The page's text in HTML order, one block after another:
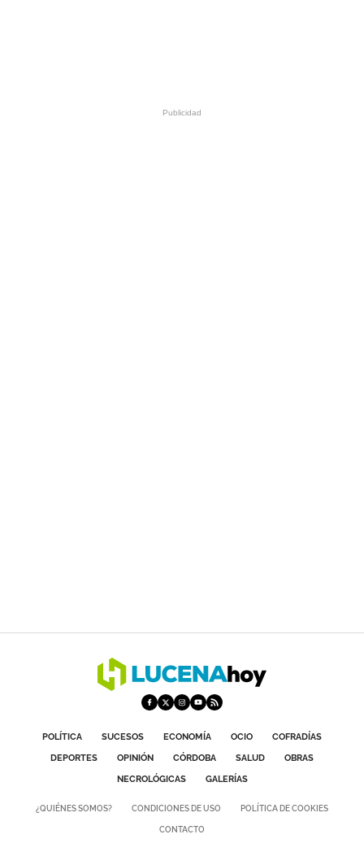
POLÍTICA SUCESOS ECONOMÍA OCIO
COFRADÍAS
DEPORTES
OPINIÓN CÓRDOBA SALUD
OBRAS
NECROLÓGICAS
GALERÍAS
¿QUIÉNES SOMOS? CONDICIONES DE USO POLÍTICA DE COOKIES
CONTACTO